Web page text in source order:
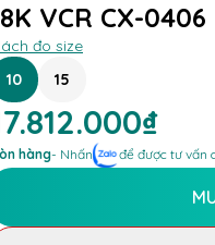
VCR CX-0406
đo size
10
15
hàng- Nhấn để được tư vấn